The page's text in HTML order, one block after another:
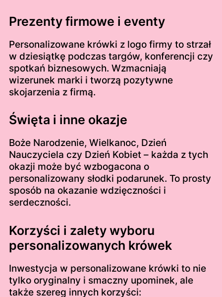
Prezenty firmowe i eventy
Personalizowane krówki z logo firmy to strzał
w dziesiątkę podczas targów, konferencji czy
spotkań biznesowych. Wzmacniają
wizerunek marki i tworzą pozytywne
skojarzenia z firmą.
Święta i inne okazje
Boże Narodzenie, Wielkanoc, Dzień
Nauczyciela czy Dzień Kobiet – każda z tych
okazji może być wzbogacona o
personalizowany słodki podarunek. To prosty
sposób na okazanie wdzięczności i
serdeczności.
Korzyści i zalety wyboru
personalizowanych krówek
Inwestycja w personalizowane krówki to nie
tylko oryginalny i smaczny upominek, ale
także szereg innych korzyści: